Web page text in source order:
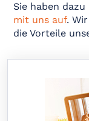
Sie haben dazu
mit uns auf.
die Vorteile